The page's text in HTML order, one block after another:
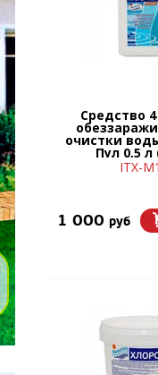
Средство
очистки
Пул 0,5
ITX-
1 000 руб